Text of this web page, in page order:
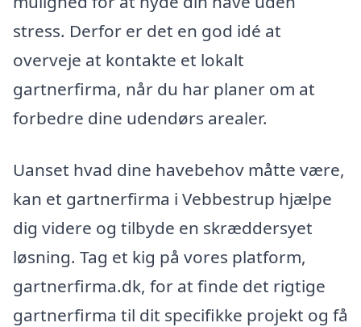
stress. Derfor er det en god idé at
overveje at kontakte et lokalt
gartnerfirma, når du har planer om at
forbedre dine udendørs arealer.
Uanset hvad dine havebehov måtte være,
kan et gartnerfirma i Vebbestrup hjælpe
dig videre og tilbyde en skræddersyet
løsning. Tag et kig på vores platform,
gartnerfirma.dk, for at finde det rigtige
gartnerfirma til dit specifikke projekt og få